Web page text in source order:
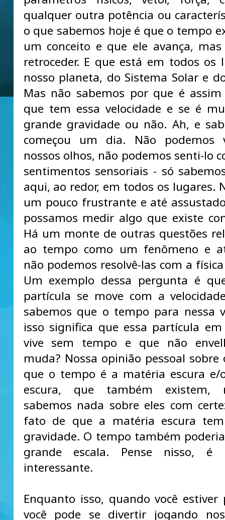
qualquer outra potência ou
o que sabemos hoje é que o tempo
um conceito e que ele avança,
retroceder. E que está em todos os
nosso planeta, do Sistema Solar e
Mas não sabemos por que é
que tem essa velocidade e se é
grande gravidade ou não. Ah, e
começou um dia. Não podemos
nossos olhos, não podemos senti-lo
sentimentos sensoriais - só
aqui, ao redor, em todos os lugares.
um pouco frustrante e até
possamos medir algo que existe
Há um monte de outras questões
ao tempo como um fenômeno e
não podemos resolvê-las com a
Um exemplo dessa pergunta é
partícula se move com a
sabemos que o tempo para nessa
isso significa que essa partícula
vive sem tempo e que não
muda? Nossa opinião pessoal
que o tempo é a matéria escura e/
escura, que também existem,
sabemos nada sobre eles com
fato de que a matéria escura
gravidade. O tempo também
grande escala. Pense nisso, é
interessante.
Enquanto isso, quando você estiver
você pode se divertir jogando